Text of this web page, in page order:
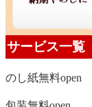
サービス一覧
のし紙無料open